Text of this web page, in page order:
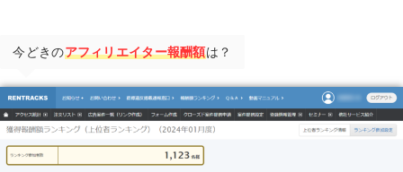
今どきのアフィリエイター報酬額は？